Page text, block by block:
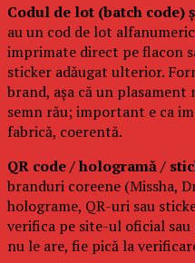
Codul de lot (batch code)
au un cod de lot
imprimate direct pe flacon
sticker adăugat ulterior.
brand, așa că un
semn rău; important e ca
fabrică, coerentă.
QR code / hologramă /
branduri coreene (Missha,
holograme, QR-uri sau
verifica pe site-ul oficial
nu le are, fie pică la